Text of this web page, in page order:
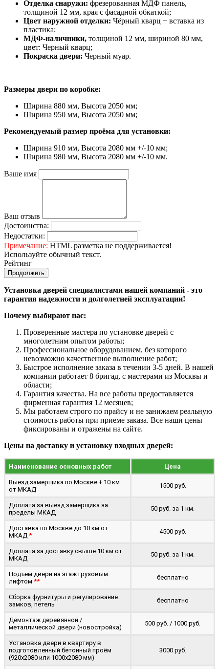
Отделка снаружи: фрезерованная МДФ панель,
толщиной 12 мм, края с фасадной обкаткой;
Цвет наружной отделки: Чёрный кварц + вставка из
пластика;
МДФ-наличники, толщиной 12 мм, шириной 80 мм,
цвет: Черный кварц;
Покраска двери: Черный муар.
Размеры двери по коробке:
Ширина 880 мм, Высота 2050 мм;
Ширина 950 мм, Высота 2050 мм;
Рекомендуемый размер проёма для установки:
Ширина 910 мм, Высота 2080 мм +/-10 мм;
Ширина 980 мм, Высота 2080 мм +/-10 мм.
Ваше имя
Ваш отзыв
Достоинства:
Недостатки:
Примечание: HTML разметка не поддерживается!
Используйте обычный текст.
Рейтинг
Продолжить
Установка дверей специалистами нашей компаний - это
гарантия надежности и долголетней эксплуатации!
Почему выбирают нас:
Проверенные мастера по установке дверей с
многолетним опытом работы;
Профессиональное оборудованием, без которого
невозможно качественное выполнение работ;
Быстрое исполнение заказа в течении 3-5 дней. В нашей
компании работает 8 бригад, с мастерами из Москвы и
области;
Гарантия качества. На все работы предоставляется
фирменная гарантия 12 месяцев;
Мы работаем строго по прайсу и не занижаем реальную
стоимость работы при приеме заказа. Все наши цены
фиксированы и отражены на сайте.
Цены на доставку и установку входных дверей:
Наименование основных работ Цена
Выезд замерщика по Москве + 10 км
от МКАД
1500 руб.
Доплата за выезд замерщика за
пределы МКАД
50 руб. за 1 км.
Доставка по Москве до 10 км от
МКАД *
4500 руб.
Доплата за доставку свыше 10 км от
МКАД
50 руб. за 1 км.
Подъём двери на этаж грузовым
лифтом **
бесплатно
Сборка фурнитуры и регулирование
замков, петель
бесплатно
Демонтаж деревянной /
металлической двери (новостройка)
500 руб. / 1000 руб.
Установка двери в квартиру в
подготовленный бетонный проём
(920x2080 или 1000x2080 мм)
3000 руб.